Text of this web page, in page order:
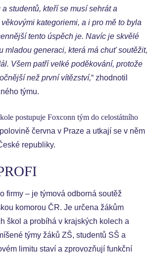
studentů, kteří se musí sehrát a
kategoriemi, a i pro mě to byla
tento úspěch je. Navíc je skvělé
mladou generaci, která má chuť soutěžit,
Všem patří velké poděkování, protože
než první vítězství,“ zhodnotil
týmu.
postupuje Foxconn tým do celostátního
června v Praze a utkají se v něm
republiky.
firmy – je týmová odborná soutěž
komorou ČR. Je určena žákům
škol a probíhá v krajských kolech a
týmy žáků ZŠ, studentů SŠ a
limitu staví a zprovozňují funkční